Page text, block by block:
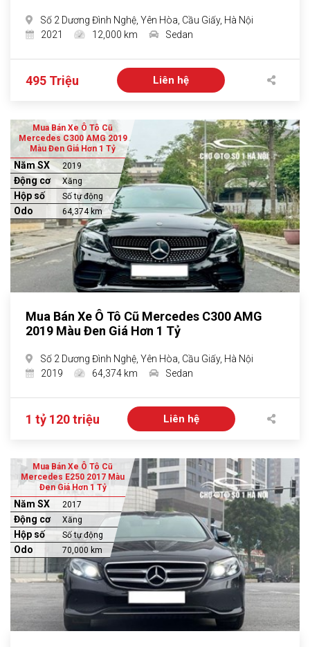
Số 2 Dương Đình Nghệ, Yên Hòa, Cầu Giấy, Hà Nội
2021
12,000 km Sedan
495 Triệu Liên hệ
Mua Bán Xe Ô Tô Cũ
Mercedes C300 AMG 2019
Màu Đen Giá Hơn 1 Tỷ
Năm SX 2019
Động cơ Xăng
Hộp số Số tự động
Odo 64,374 km
Mua Bán Xe Ô Tô Cũ Mercedes C300 AMG
2019 Màu Đen Giá Hơn 1 Tỷ
Số 2 Dương Đình Nghệ, Yên Hòa, Cầu Giấy, Hà Nội
2019
64,374 km Sedan
1 tỷ 120 triệu Liên hệ
Mua Bán Xe Ô Tô Cũ
Mercedes E250 2017 Màu
Đen Giá Hơn 1 Tỷ
Năm SX 2017
Động cơ Xăng
Hộp số Số tự động
Odo 70,000 km